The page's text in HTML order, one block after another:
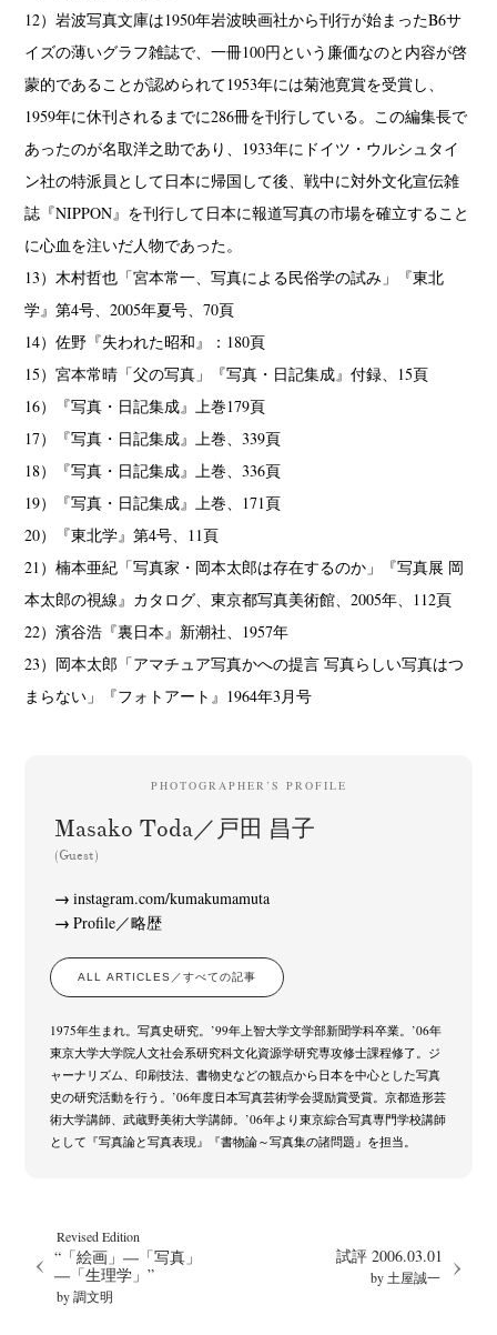
12）岩波写真文庫は1950年岩波映画社から刊行が始まったB6サ
イズの薄いグラフ雑誌で、一冊100円という廉価なのと内容が啓
蒙的であることが認められて1953年には菊池寛賞を受賞し、
1959年に休刊されるまでに286冊を刊行している。この編集長で
あったのが名取洋之助であり、1933年にドイツ・ウルシュタイ
ン社の特派員として日本に帰国して後、戦中に対外文化宣伝雑
誌『NIPPON』を刊行して日本に報道写真の市場を確立すること
に心血を注いだ人物であった。
13）木村哲也「宮本常一、写真による民俗学の試み」『東北
学』第4号、2005年夏号、70頁
14）佐野『失われた昭和』：180頁
15）宮本常晴「父の写真」『写真・日記集成』付録、15頁
16）『写真・日記集成』上巻179頁
17）『写真・日記集成』上巻、339頁
18）『写真・日記集成』上巻、336頁
19）『写真・日記集成』上巻、171頁
20）『東北学』第4号、11頁
21）楠本亜紀「写真家・岡本太郎は存在するのか」『写真展 岡
本太郎の視線』カタログ、東京都写真美術館、2005年、112頁
22）濱谷浩『裏日本』新潮社、1957年
23）岡本太郎「アマチュア写真かへの提言 写真らしい写真はつ
まらない」『フォトアート』1964年3月号
PHOTOGRAPHER’S PROFILE
Masako Toda／戸田 昌子
(Guest)
instagram.com/kumakumamuta
Profile／略歴
ALL ARTICLES／すべての記事
1975年生まれ。写真史研究。’99年上智大学文学部新聞学科卒業。’06年
東京大学大学院人文社会系研究科文化資源学研究専攻修士課程修了。ジ
ャーナリズム、印刷技法、書物史などの観点から日本を中心とした写真
史の研究活動を行う。’06年度日本写真芸術学会奨励賞受賞。京都造形芸
術大学講師、武蔵野美術大学講師。’06年より東京綜合写真専門学校講師
として『写真論と写真表現』『書物論～写真集の諸問題』を担当。
Revised Edition
“「絵画」―「写真」
―「生理学」”
by 調文明
試評 2006.03.01
by 土屋誠一